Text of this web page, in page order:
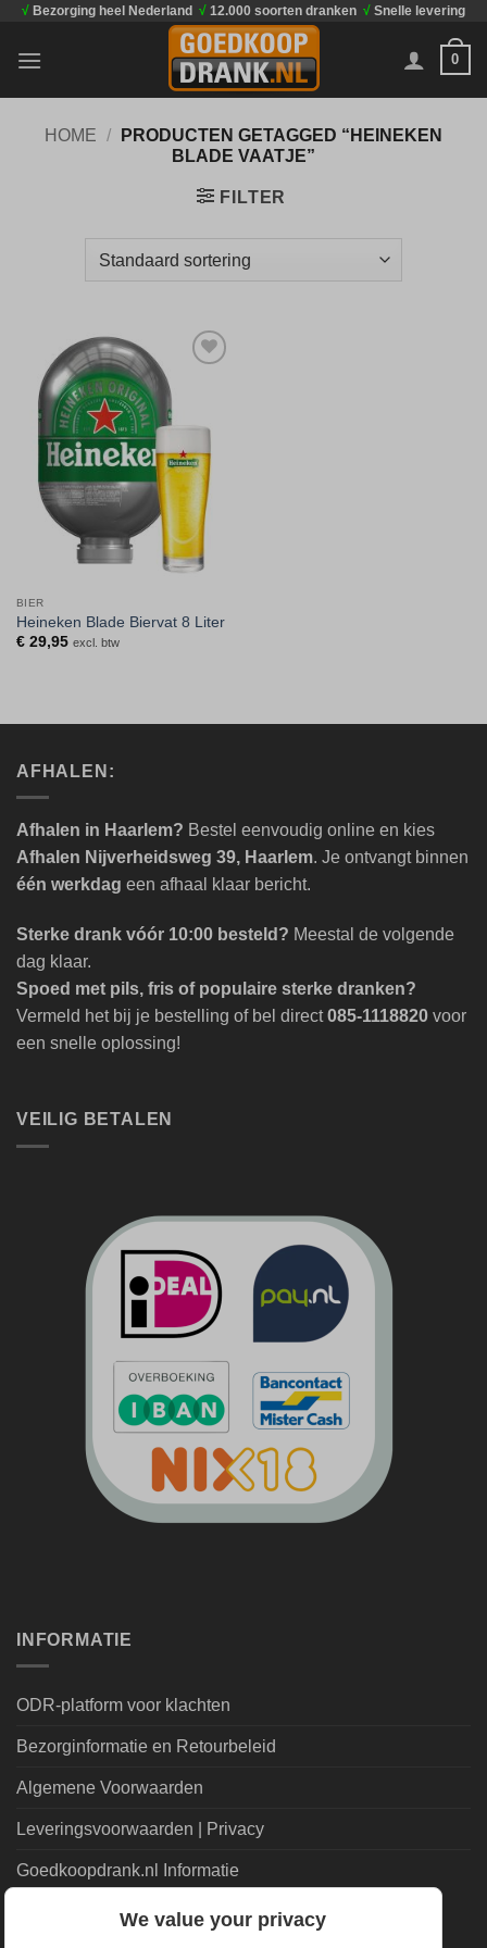
inhoud
√ Bezorging heel Nederland √ 12.000 soorten dranken √ Snelle levering
0
HOME /
PRODUCTEN GETAGGED “HEINEKEN
BLADE VAATJE”
FILTER
Toevoegen
verlanglijst
BIER
Heineken Blade Biervat 8 Liter
€29,95 excl. btw
AFHALEN:
Afhalen in Haarlem? Bestel eenvoudig online en kies
Afhalen Nijverheidsweg 39, Haarlem. Je ontvangt binnen
één werkdag een afhaal klaar bericht.
Sterke drank vóór 10:00 besteld? Meestal de volgende
dag klaar.
Spoed met pils, fris of populaire sterke dranken?
Vermeld het bij je bestelling of bel direct085-1118820 voor
een snelle oplossing!
VEILIG BETALEN
INFORMATIE
ODR-platform voor klachten
Bezorginformatie en Retourbeleid
Algemene Voorwaarden
Leveringsvoorwaarden | Privacy
Goedkoopdrank.nl Informatie
ALGEMEENWe value your privacy